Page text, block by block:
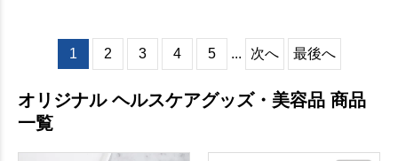
1 2 3 4 5 ... 次へ 最後へ
オリジナル ヘルスケアグッズ・美容品 商品
一覧